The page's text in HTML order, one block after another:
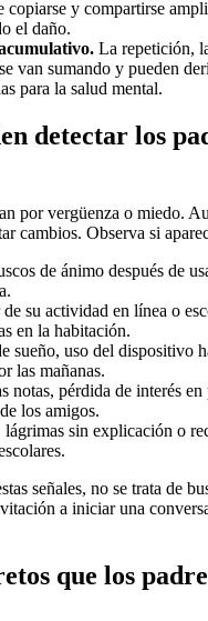
copiarse y compartirse
el daño.
La repetición,
van sumando y pueden
para la salud mental.
detectar los
por vergüenza o miedo.
cambios. Observa si
de ánimo después de
su actividad en línea o
en la habitación.
sueño, uso del dispositivo
las mañanas.
notas, pérdida de interés en
los amigos.
sin explicación o
señales, no se trata de
a iniciar una
que los